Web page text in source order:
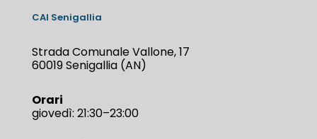
CAI Senigallia
Strada Comunale Vallone, 17
60019 Senigallia (AN)
Orari
giovedì: 21:30–23:00